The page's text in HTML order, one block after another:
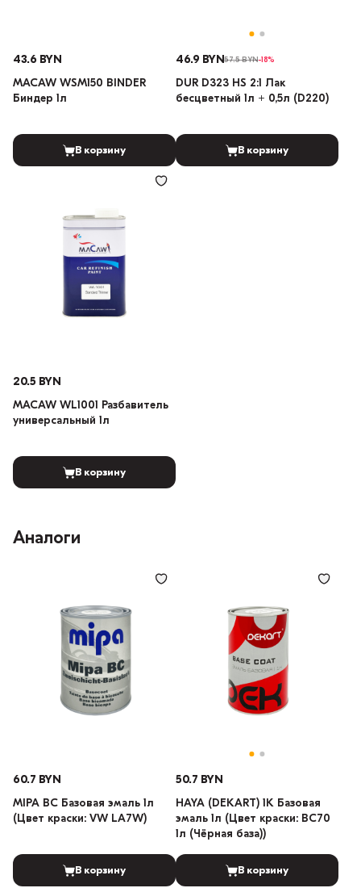
43.6 BYN
MACAW WSM150 BINDER
Биндер 1л
В корзину
46.9 BYN57.5 BYN-18%
DUR D323 HS 2:1 Лак
бесцветный 1л + 0,5л (D220)
В корзину
20.5 BYN
MACAW WL1001 Разбавитель
универсальный 1л
В корзину
Аналоги
60.7 BYN
MIPA BC Базовая эмаль 1л
(Цвет краски: VW LA7W)
В корзину
50.7 BYN
HAYA (DEKART) 1К Базовая
эмаль 1л (Цвет краски: BC70
1л (Чёрная база))
В корзину